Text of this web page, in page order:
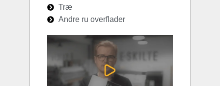
Træ
Andre ru overflader